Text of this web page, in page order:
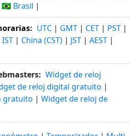
🇧🇷 Brasil |
: UTC | GMT | CET | PST |
IST | China (CST) | JST | AEST |
Widget de reloj
de reloj digital gratuito |
gratuito | Widget de reloj de